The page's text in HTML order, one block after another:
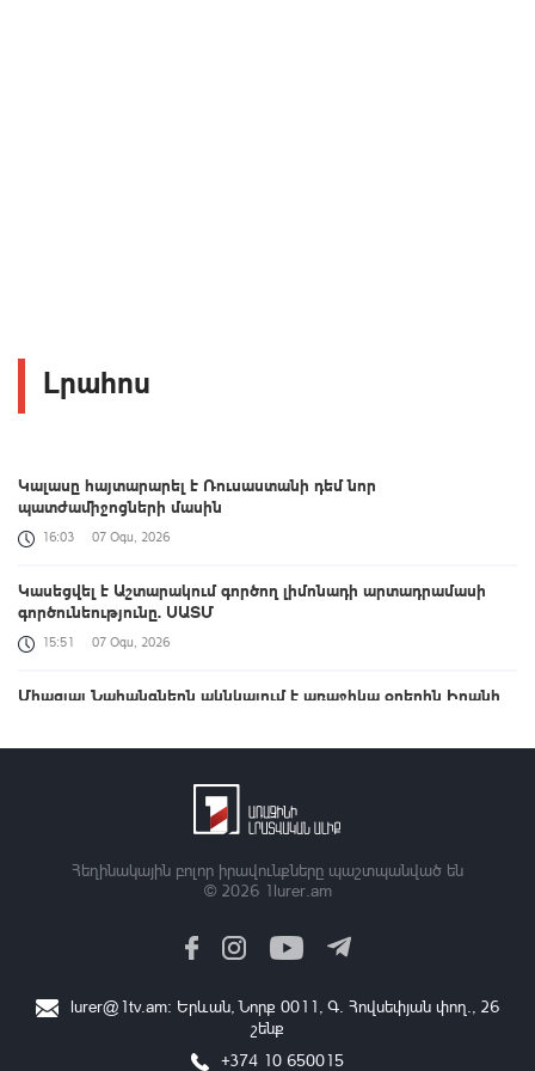
Լրահոս
Կալասը հայտարարել է Ռուսաստանի դեմ նոր
պատժամիջոցների մասին
16:03 07 Օգս, 2026
Կասեցվել է Աշտարակում գործող լիմոնադի արտադրամասի
գործունեությունը. ՍԱՏՄ
15:51 07 Օգս, 2026
Միացյալ Նահանգներն ակնկալում է առաջիկա օրերին Իրանի
15:40 07 Օգս, 2026
Դիլիջանում աշակերտների և ուսանողների համար
ներհամայնքային տրանսպորտը կդառնա անվճար
15:22 07 Օգս, 2026
Հեղինակային բոլոր իրավունքները պաշտպանված են
© 2026 1lurer.am
lurer@1tv.am։ Երևան, Նորք 0011, Գ․ Հովսեփյան փող., 26
շենք
+374 10 650015